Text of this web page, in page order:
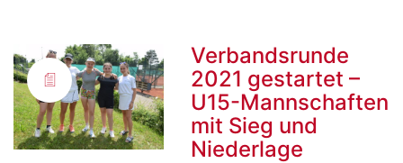
Verbandsrunde
2021 gestartet –
U15-Mannschaften
mit Sieg und
Niederlage